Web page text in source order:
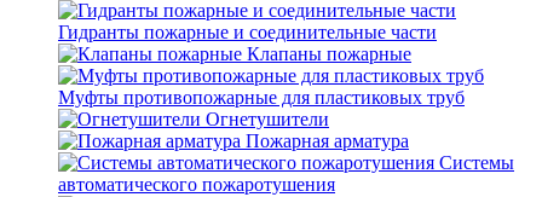
Гидранты пожарные и соединительные части
Клапаны пожарные
Муфты противопожарные для пластиковых труб
Огнетушители
Пожарная арматура
Системы
автоматического пожаротушения